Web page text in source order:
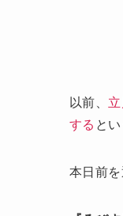
以前、
する と
本日前を